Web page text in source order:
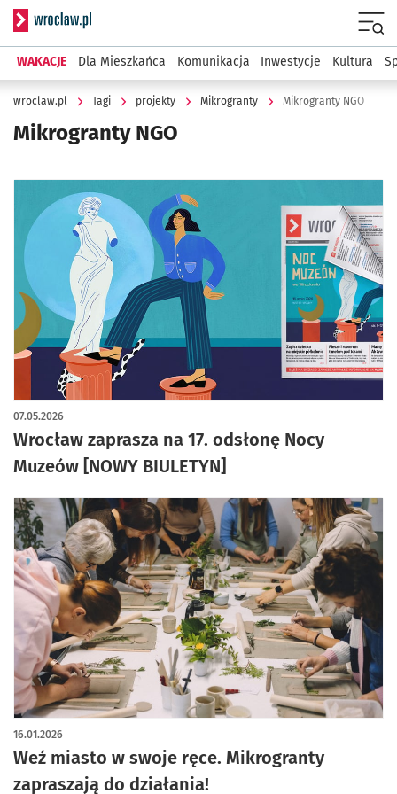
Serwis informacyjny wroclaw.pl
WAKACJE Dla Mieszkańca Komunikacja Inwestycje Kultura
wroclaw.pl Tagi projekty Mikrogranty Mikrogranty NGO
Mikrogranty NGO
Wrocław zaprasza na 17. odsłonę Nocy
Muzeów [NOWY BIULETYN]
07.05.2026
Weź miasto w swoje ręce. Mikrogranty
zapraszają do działania!
16.01.2026